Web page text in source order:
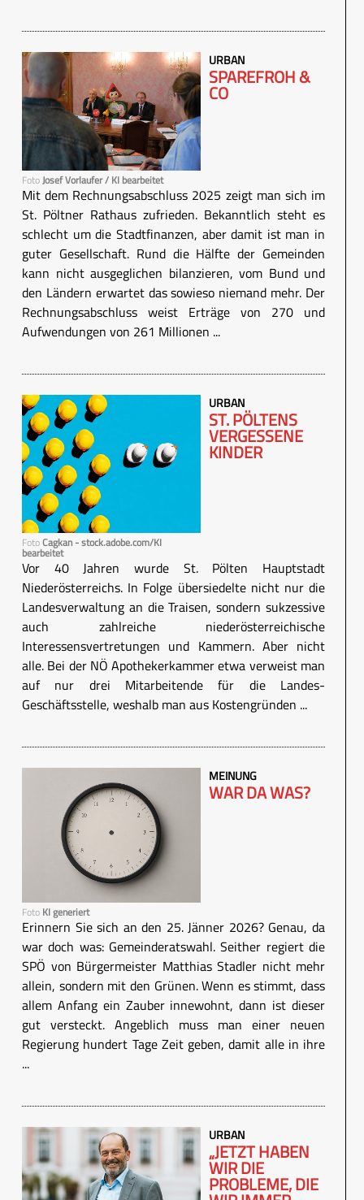
FotoJosef Vorlaufer / KI bearbeitet
URBAN
SPAREFROH &
CO
Mit dem Rechnungsabschluss 2025 zeigt man sich im
St. Pöltner Rathaus zufrieden. Bekanntlich steht es
schlecht um die Stadtfinanzen, aber damit ist man in
guter Gesellschaft. Rund die Hälfte der Gemeinden
kann nicht ausgeglichen bilanzieren, vom Bund und
den Ländern erwartet das sowieso niemand mehr. Der
Rechnungsabschluss weist Erträge von 270 und
Aufwendungen von 261 Millionen ...
FotoCagkan - stock.adobe.com/KI
bearbeitet
URBAN
ST. PÖLTENS
VERGESSENE
KINDER
Vor 40 Jahren wurde St. Pölten Hauptstadt
Niederösterreichs. In Folge übersiedelte nicht nur die
Landesverwaltung an die Traisen, sondern sukzessive
auch zahlreiche niederösterreichische
Interessensvertretungen und Kammern. Aber nicht
alle. Bei der NÖ Apothekerkammer etwa verweist man
auf nur drei Mitarbeitende für die Landes-
Geschäftsstelle, weshalb man aus Kostengründen ...
Foto KI generiert
MEINUNG
WAR DA WAS?
Erinnern Sie sich an den 25. Jänner 2026? Genau, da
war doch was: Gemeinderatswahl. Seither regiert die
SPÖ von Bürgermeister Matthias Stadler nicht mehr
allein, sondern mit den Grünen. Wenn es stimmt, dass
allem Anfang ein Zauber innewohnt, dann ist dieser
gut versteckt. Angeblich muss man einer neuen
Regierung hundert Tage Zeit geben, damit alle in ihre
...
URBAN
„JETZT HABEN
WIR DIE
PROBLEME, DIE